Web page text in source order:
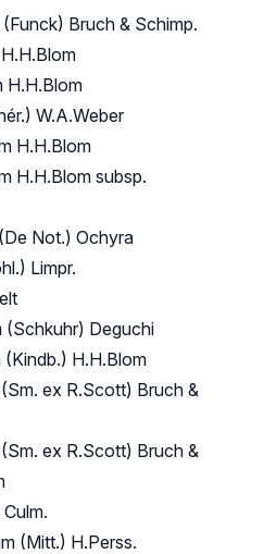
Bruch & Schimp.
H.H.Blom
W.A.Weber
H.H.Blom
H.H.Blom subsp.
Not.) Ochyra
Limpr.
(Schkuhr) Deguchi
H.H.Blom
ex R.Scott) Bruch &
ex R.Scott) Bruch &
(Mitt.) H.Perss.